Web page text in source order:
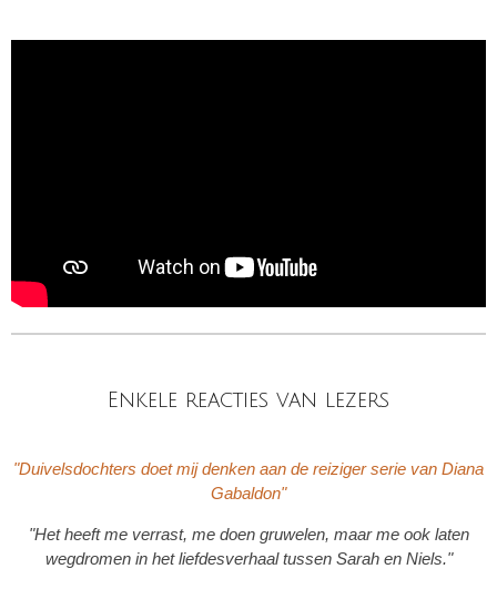
Enkele reacties van lezers
"Duivelsdochters doet mij denken aan de reiziger serie van Diana
Gabaldon"
"Het heeft me verrast, me doen gruwelen, maar me ook laten
wegdromen in het liefdesverhaal tussen Sarah en Niels."